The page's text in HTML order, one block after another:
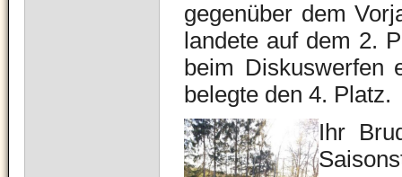
gegenüber dem
landete auf dem 2.
beim
belegte den 4. Platz.
Ihr